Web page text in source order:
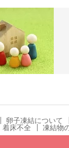
卵子凍結について
着床不全 凍結物